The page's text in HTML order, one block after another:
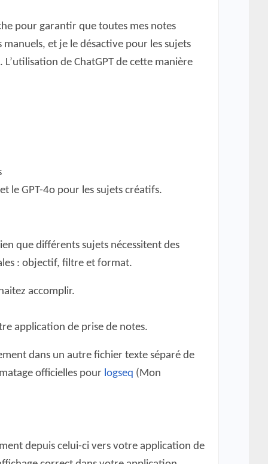
pour garantir que toutes mes notes
et je le désactive pour les sujets
de ChatGPT de cette manière
le GPT-4o pour les sujets créatifs.
que différents sujets nécessitent des
: objectif, filtre et format.
accomplir.
application de prise de notes.
dans un autre fichier texte séparé de
officielles pour logseq (Mon
depuis celui-ci vers votre application de